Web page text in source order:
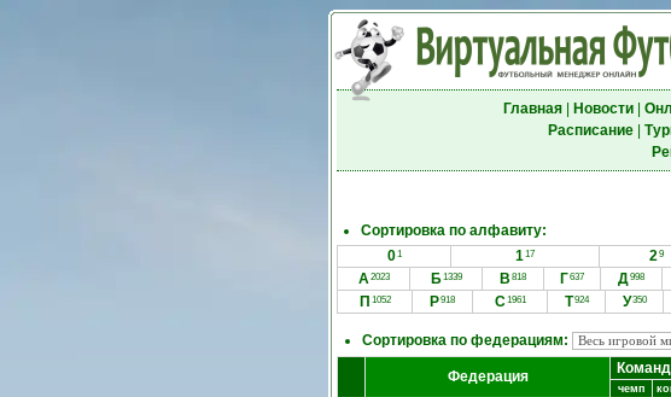
Главная| Новости|
Расписание|
Сортировка по алфавиту:
01 117 29
А2023 Б1339 В 818 Г637 Д998
П 1052 Р918 С1961 Т924 У350
Сортировка по федерациям:
Федерация
чемп